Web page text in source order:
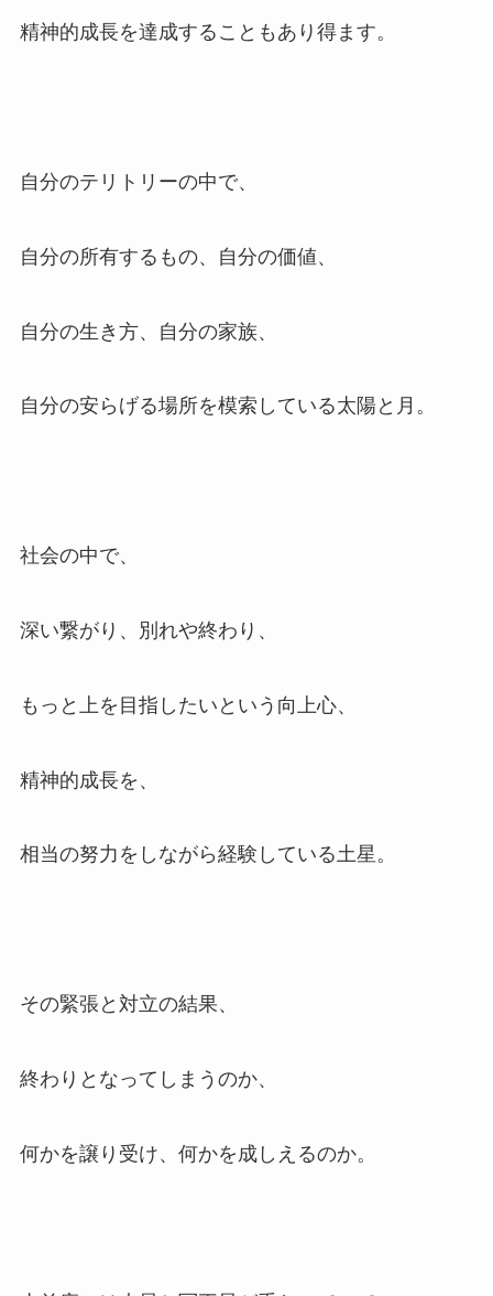
精神的成長を達成することもあり得ます。
自分のテリトリーの中で、
自分の所有するもの、自分の価値、
自分の生き方、自分の家族、
自分の安らげる場所を模索している太陽と月。
社会の中で、
深い繋がり、別れや終わり、
もっと上を目指したいという向上心、
精神的成長を、
相当の努力をしながら経験している土星。
その緊張と対立の結果、
終わりとなってしまうのか、
何かを譲り受け、何かを成しえるのか。